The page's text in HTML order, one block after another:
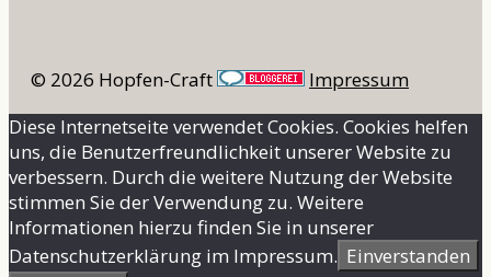
© 2026 Hopfen-Craft
Impressum
Diese Internetseite verwendet Cookies. Cookies helfen
uns, die Benutzerfreundlichkeit unserer Website zu
verbessern. Durch die weitere Nutzung der Website
stimmen Sie der Verwendung zu. Weitere
Informationen hierzu finden Sie in unserer
Datenschutzerklärung im Impressum. Einverstanden